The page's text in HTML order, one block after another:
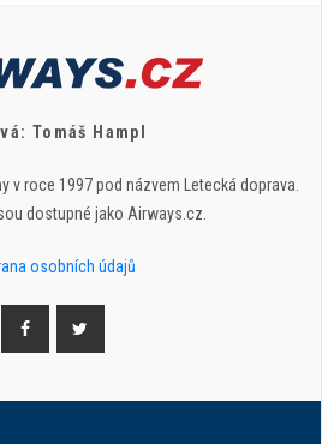
Tomáš Hampl
v roce 1997 pod názvem Letecká doprava.
dostupné jako Airways.cz.
osobních údajů